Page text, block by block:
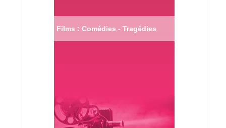
Films : Comédies - Tragédies